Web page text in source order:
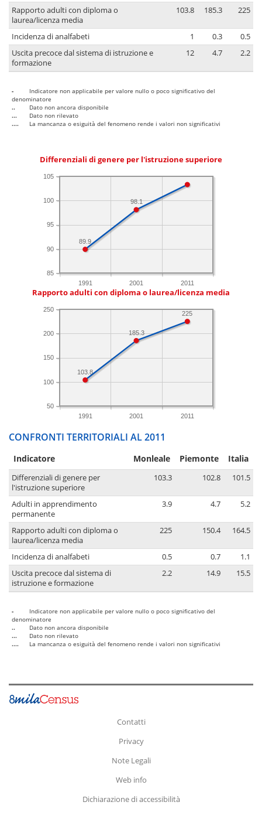
Rapporto adulti con diploma o
laurea/licenza media
103.8 185.3 225
Incidenza di analfabeti 1 0.3
0.5
Uscita precoce dal sistema di istruzione e
formazione
12 4.7 2.2
-
Indicatore non applicabile per valore nullo o poco significativo del
denominatore
..
Dato non ancora disponibile
...
Dato non rilevato
....
La mancanza o esiguità del fenomeno rende i valori non significativi
Differenziali di genere per l'istruzione superiore
1991 2001 2011
85
90
95
100
105
98.1
89.9
Rapporto adulti con diploma o laurea/licenza media
1991 2001 2011
50
100
150
200
250
225
185.3
103.8
CONFRONTI TERRITORIALI AL 2011
Indicatore Monleale Piemonte Italia
Differenziali di genere per
l'istruzione superiore
103.3 102.8 101.5
Adulti in apprendimento
permanente
3.9 4.7 5.2
Rapporto adulti con diploma o
laurea/licenza media
225 150.4 164.5
Incidenza di analfabeti 0.5 0.7
1.1
Uscita precoce dal sistema di
istruzione e formazione
2.2 14.9 15.5
-
Indicatore non applicabile per valore nullo o poco significativo del
denominatore
..
Dato non ancora disponibile
...
Dato non rilevato
....
La mancanza o esiguità del fenomeno rende i valori non significativi
Contatti
Privacy
Note Legali
Web info
Dichiarazione di accessibilità